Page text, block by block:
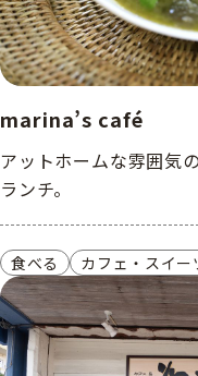
marina’s café
アットホームな雰囲気
ランチ。
食べる カフェ・スイー